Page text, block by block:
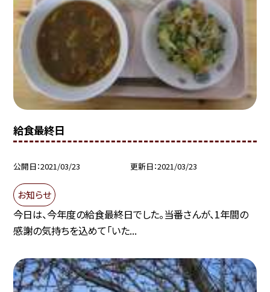
給食最終日
公開日 2021/03/23 更新日 2021/03/23
お知らせ
今日は、今年度の給食最終日でした。当番さんが、1年間の
感謝の気持ちを込めて「いた...